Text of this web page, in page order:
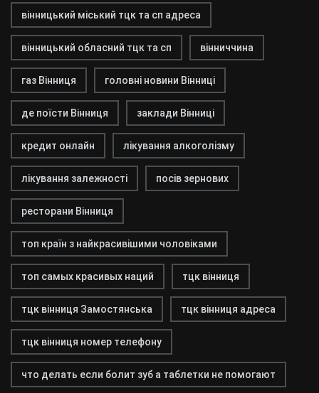
вінницький міський тцк та сп адреса
вінницький обласний тцк та сп вінниччина
газ Вінниця головні новини Вінниці
де поїсти Вінниця заклади Вінниці
кредит онлайн лікування алкоголізму
лікування залежності посів зернових
ресторани Вінниця
топ країн з найкрасивішими чоловіками
топ самых красивых наций тцк вінниця
тцк вінниця Замостянська тцк вінниця адреса
тцк вінниця номер телефону
что делать если болит зуб а таблетки не помогают